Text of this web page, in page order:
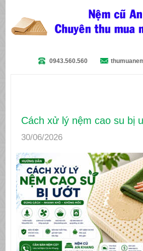
0943.560.560
Cách xử lý nệm cao su bị
30/06/2026